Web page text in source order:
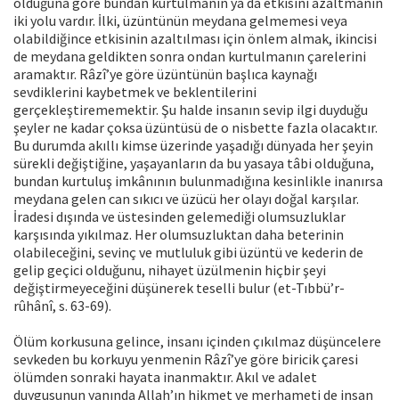
iki yolu vardır. İlki, üzüntünün meydana gelmemesi veya
olabildiğince etkisinin azaltılması için önlem almak, ikincisi
de meydana geldikten sonra ondan kurtulmanın çarelerini
aramaktır. Râzî’ye göre üzüntünün başlıca kaynağı
sevdiklerini kaybetmek ve beklentilerini
gerçekleştirememektir. Şu halde insanın sevip ilgi duyduğu
şeyler ne kadar çoksa üzüntüsü de o nisbette fazla olacaktır.
Bu durumda akıllı kimse üzerinde yaşadığı dünyada her şeyin
sürekli değiştiğine, yaşayanların da bu yasaya tâbi olduğuna,
bundan kurtuluş imkânının bulunmadığına kesinlikle inanırsa
meydana gelen can sıkıcı ve üzücü her olayı doğal karşılar.
İradesi dışında ve üstesinden gelemediği olumsuzluklar
karşısında yıkılmaz. Her olumsuzluktan daha beterinin
olabileceğini, sevinç ve mutluluk gibi üzüntü ve kederin de
gelip geçici olduğunu, nihayet üzülmenin hiçbir şeyi
değiştirmeyeceğini düşünerek teselli bulur (et-Tıbbü’r-
rûhânî, s. 63-69).
Ölüm korkusuna gelince, insanı içinden çıkılmaz düşüncelere
sevkeden bu korkuyu yenmenin Râzî’ye göre biricik çaresi
ölümden sonraki hayata inanmaktır. Akıl ve adalet
duygusunun yanında Allah’ın hikmet ve merhameti de insan